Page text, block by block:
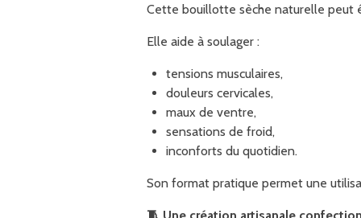
Cette bouillotte sèche naturelle peut
Elle aide à soulager :
tensions musculaires,
douleurs cervicales,
maux de ventre,
sensations de froid,
inconforts du quotidien.
Son format pratique permet une
🧵 Une création artisanale